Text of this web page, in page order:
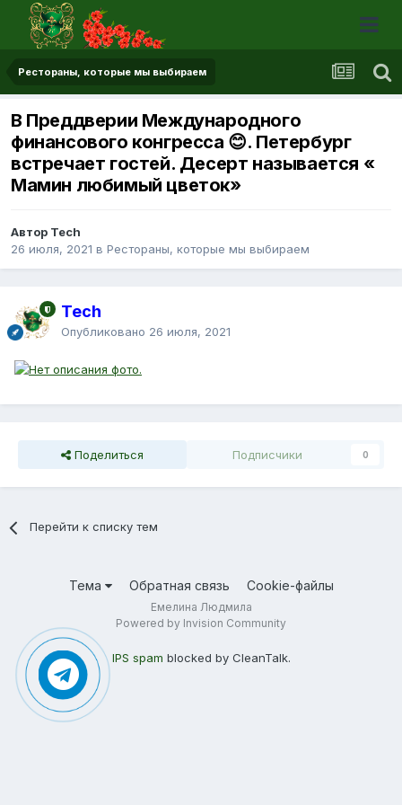
Рестораны, которые мы выбираем
В Преддверии Международного
финансового конгресса 😊. Петербург
встречает гостей. Десерт называется «
Мамин любимый цветок»
Автор Tech
26 июля, 2021 в Рестораны, которые мы выбираем
Tech
Опубликовано 26 июля, 2021
Поделиться Подписчики 0
Перейти к списку тем
Тема Обратная связь Cookie-файлы
Емелина Людмила
Powered by Invision Community
IPS spam blocked by CleanTalk.